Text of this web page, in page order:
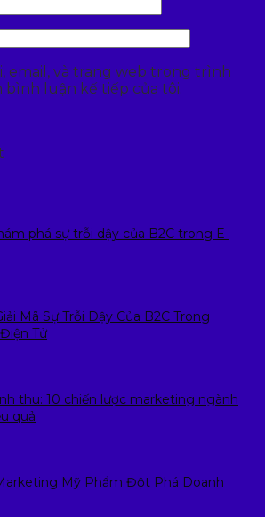
email, và trang web trong trình
bình luận kế tiếp của tôi.
phá sự trỗi dậy của B2C trong E-
Mã Sự Trỗi Dậy Của B2C Trong
Tử
thu: 10 chiến lược marketing ngành
quả
Mỹ Phẩm Đột Phá Doanh